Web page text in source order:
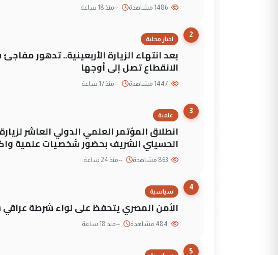
--منذ 18 ساعة
2
اخبار محلية
بعد انتهاء الزيارة الأربعينية.. تدهور
الانقطاع تصل إلى أوجها
--منذ 17 ساعة
3
علمية
انطلاق المؤتمر العلمي الدولي العاشر
الحسيني الشريف بحضور شخصيات علمية
--منذ 24 ساعة
4
سياسية
الأمن المصري يتحفظ على لواء شرطة
--منذ 18 ساعة
5